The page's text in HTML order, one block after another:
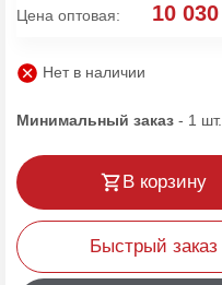
Цена оптовая:
10 030
Нет в наличии
Минимальный заказ - 1 шт.
В корзину
Быстрый заказ